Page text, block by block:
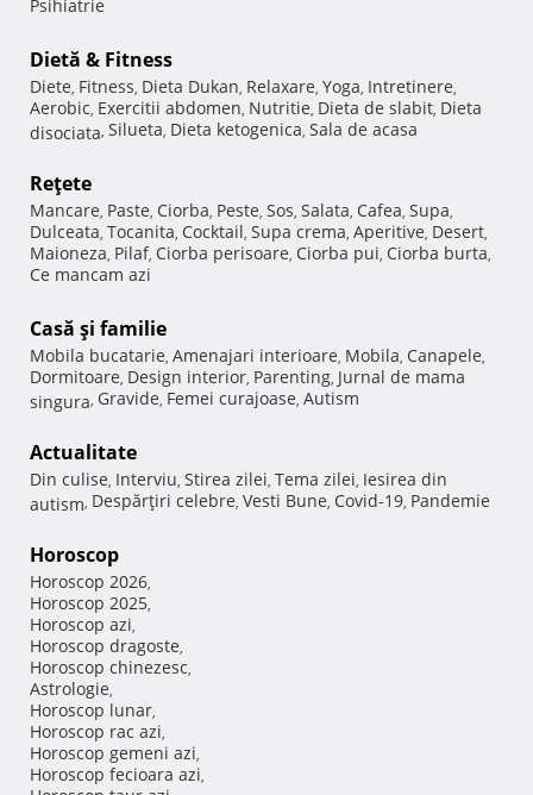
Psihiatrie
Dietă & Fitness
Diete, Fitness, Dieta Dukan, Relaxare, Yoga, Intretinere,
Aerobic, Exercitii abdomen, Nutritie, Dieta de slabit, Dieta
disociata, Silueta, Dieta ketogenica, Sala de acasa
Reţete
Mancare, Paste, Ciorba, Peste, Sos, Salata, Cafea, Supa,
Dulceata, Tocanita, Cocktail, Supa crema, Aperitive, Desert,
Maioneza, Pilaf, Ciorba perisoare, Ciorba pui, Ciorba burta,
Ce mancam azi
Casă şi familie
Mobila bucatarie, Amenajari interioare, Mobila, Canapele,
Dormitoare, Design interior, Parenting, Jurnal de mama
singura, Gravide, Femei curajoase, Autism
Actualitate
Din culise, Interviu, Stirea zilei, Tema zilei, Iesirea din
autism, Despărţiri celebre, Vesti Bune, Covid-19, Pandemie
Horoscop
Horoscop 2026,
Horoscop 2025,
Horoscop azi,
Horoscop dragoste,
Horoscop chinezesc,
Astrologie,
Horoscop lunar,
Horoscop rac azi,
Horoscop gemeni azi,
Horoscop fecioara azi,